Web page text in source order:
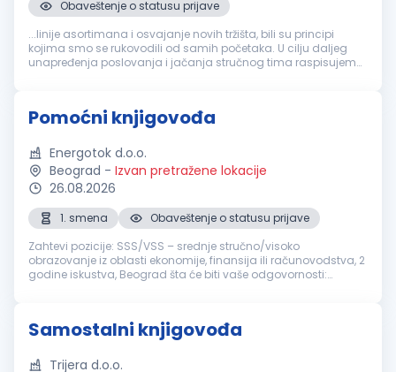
Obaveštenje o statusu prijave
...linije asortimana i osvajanje novih tržišta, bili su principi
kojima smo se rukovodili od samih početaka. U cilju daljeg
unapređenja poslovanja i jačanja stručnog tima raspisujemo
Pomoćni knjigovođa
Energotok d.o.o.
Beograd - Izvan pretražene lokacije
26.08.2026
1. smena
Obaveštenje o statusu prijave
Zahtevi pozicije: SSS/VSS – srednje stručno/visoko
obrazovanje iz oblasti ekonomije, finansija ili računovodstva, 2
godine iskustva, Beograd šta će biti vaše odgovornosti:
Samostalni knjigovođa
Trijera d.o.o.